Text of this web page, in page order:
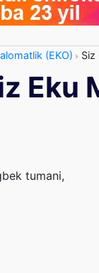
(EKO) Siz
Eku
tumani,